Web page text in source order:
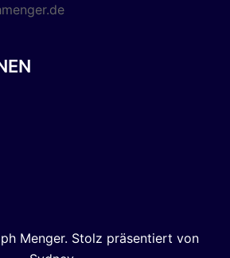
Menger. Stolz präsentiert von